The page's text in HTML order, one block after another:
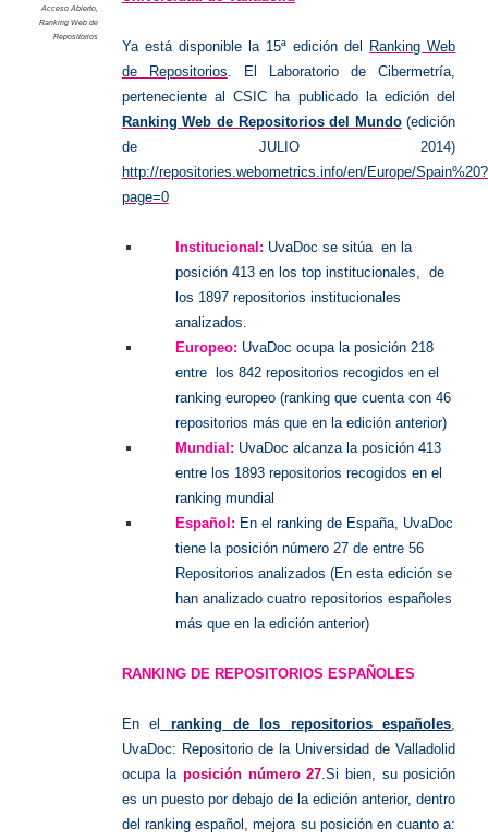
Acceso Abierto,
Ranking Web de
Repositorios
Ya está disponible la 15ª edición del
Ranking Web
de Repositorios.
El Laboratorio de Cibermetría,
perteneciente al CSIC ha publicado la edición del
Ranking Web de Repositorios del Mundo(edición
de JULIO 2014)
http://repositories.webometrics.info/en/Europe/Spain%20?
page=0
Institucional: UvaDoc se sitúa en la
posición 413 en los top institucionales, de
los 1897 repositorios institucionales
analizados.
Europeo: UvaDoc ocupa la posición 218
entre los 842 repositorios recogidos en el
ranking europeo (ranking que cuenta con 46
repositorios más que en la edición anterior)
Mundial: UvaDoc alcanza la posición 413
entre los 1893 repositorios recogidos en el
ranking mundial
Español: En el ranking de España, UvaDoc
tiene la posición número 27 de entre 56
Repositorios analizados (En esta edición se
han analizado cuatro repositorios españoles
más que en la edición anterior)
RANKING DE REPOSITORIOS ESPAÑOLES
En el ranking de los repositorios españoles,
UvaDoc: Repositorio de la Universidad de Valladolid
ocupa laposición número 27.Si bien, su posición
es un puesto por debajo de la edición anterior, dentro
del ranking español, mejora su posición en cuanto a: